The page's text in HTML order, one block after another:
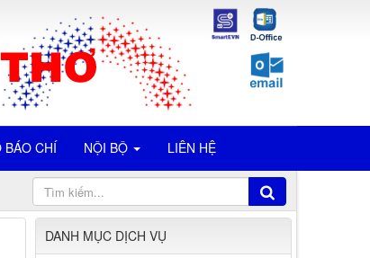
BÁO CHÍ NỘI BỘ LIÊN HỆ
DANH MỤC DỊCH VỤ